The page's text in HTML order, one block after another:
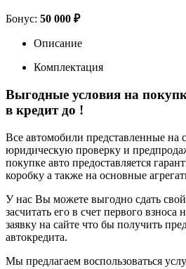
Бонус: 50 000 ₽
Описание
Комплектация
Выгодные условия на
в кредит до !
Все автомобили представленные
юридическую проверку и
покупке авто предоставляется
коробку а также на основные
У нас Вы можете выгодно сдать
засчитать его в счет первого взноса
заявку на сайте что бы получить
автокредита.
Мы предлагаем воспользоваться